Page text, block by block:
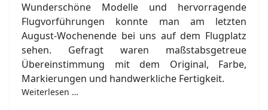
Wunderschöne Modelle und hervorragende
Flugvorführungen konnte man am letzten
August-Wochenende bei uns auf dem Flugplatz
sehen. Gefragt waren maßstabsgetreue
Übereinstimmung mit dem Original, Farbe,
Markierungen und handwerkliche Fertigkeit.
Weiterlesen …